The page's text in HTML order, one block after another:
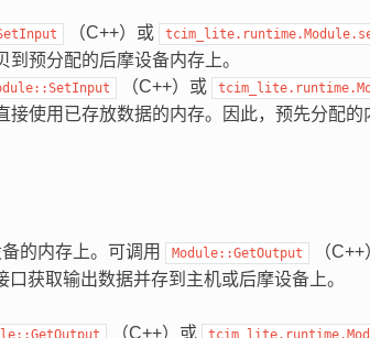
（C++）或
预分配的后摩设备内存上。
（C++）或
接使用已存放数据的内存。因此，预先分配
的内存上。可调用 Module::GetOutput （C++
口获取输出数据并存到主机或后摩设备上。
（C++）或